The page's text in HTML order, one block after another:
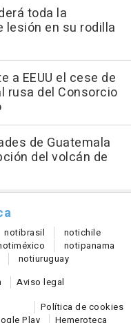
toda la
lesión en su rodilla
a EEUU el cese de
rusa del Consorcio
de Guatemala
del volcán de
notibrasil notichile
méxico notipanama
notiuruguay
Aviso legal
Política de cookies
Play Hemeroteca